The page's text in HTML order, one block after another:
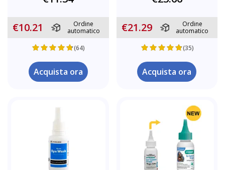
€10.21
Ordine
automatico
(64)
Acquista ora
€21.29
Ordine
automatico
(35)
Acquista ora